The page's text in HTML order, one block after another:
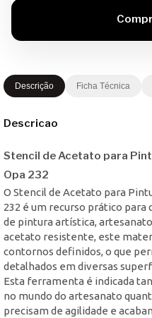
Descrição Ficha Técnica
Descricao
Stencil de Acetato para
Opa 232
O Stencil de Acetato para
232 é um recurso prático
de pintura artística,
acetato resistente, este
contornos definidos, o que
detalhados em diversas
Esta ferramenta é indicada
no mundo do artesanato
precisam de agilidade e